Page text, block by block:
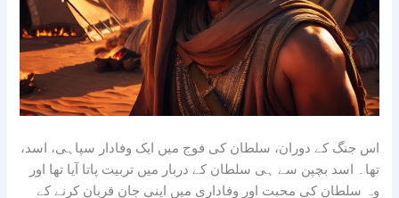
اس جنگ کے دوران، سلطان کی فوج میں ایک وفادار سپاہی، اسد،
تھا۔ اسد بچپن سے ہی سلطان کے دربار میں تربیت پاتا آیا تھا اور
وہ سلطان کی محبت اور وفاداری میں اپنی جان قربان کرنے کے